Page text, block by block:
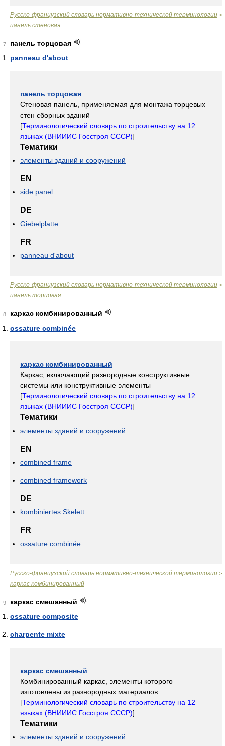
Русско-французский словарь нормативно-технической терминологии >
панель стеновая
7
панель торцовая
panneau d'about
панель торцовая
Стеновая панель, применяемая для монтажа торцевых
стен сборных зданий
[Терминологический словарь по строительству на 12
языках (ВНИИИС Госстроя СССР)]
Тематики
элементы зданий и сооружений
EN
side panel
DE
Giebelplatte
FR
panneau d'about
Русско-французский словарь нормативно-технической терминологии >
панель торцовая
8
каркас комбинированный
ossature combinée
каркас комбинированный
Каркас, включающий разнородные конструктивные
системы или конструктивные элементы
[Терминологический словарь по строительству на 12
языках (ВНИИИС Госстроя СССР)]
Тематики
элементы зданий и сооружений
EN
combined frame
combined framework
DE
kombiniertes Skelett
FR
ossature combinée
Русско-французский словарь нормативно-технической терминологии >
каркас комбинированный
9
каркас смешанный
ossature composite
charpente mixte
каркас смешанный
Комбинированный каркас, элементы которого
изготовлены из разнородных материалов
[Терминологический словарь по строительству на 12
языках (ВНИИИС Госстроя СССР)]
Тематики
элементы зданий и сооружений